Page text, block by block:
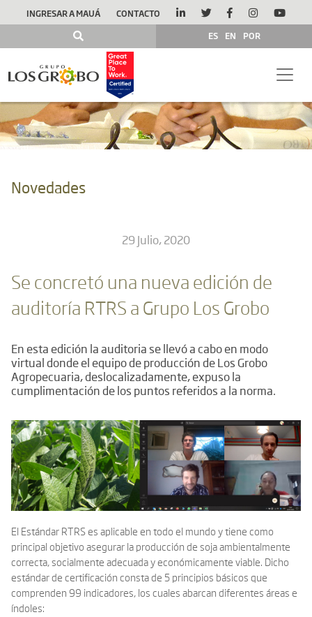
INGRESAR A MAUÁ
CONTACTO
ES
EN POR
Novedades
29 Julio, 2020
Se concretó una nueva edición de
auditoría RTRS a Grupo Los Grobo
En esta edición la auditoria se llevó a cabo en modo
virtual donde el equipo de producción de Los Grobo
Agropecuaria, deslocalizadamente, expuso la
cumplimentación de los puntos referidos a la norma.
El Estándar RTRS es aplicable en todo el mundo y tiene como
principal objetivo asegurar la producción de soja ambientalmente
correcta, socialmente adecuada y económicamente viable. Dicho
estándar de certificación consta de 5 principios básicos que
comprenden 99 indicadores, los cuales abarcan diferentes áreas e
índoles: